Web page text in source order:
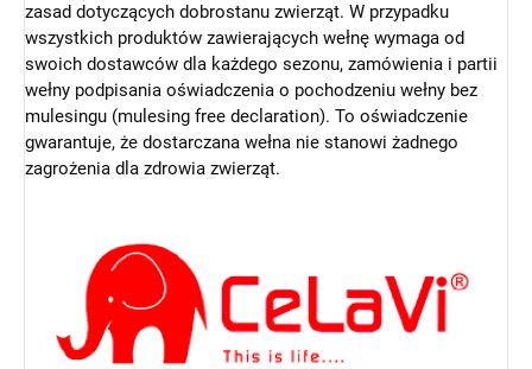
zasad dotyczących dobrostanu zwierząt. W przypadku
wszystkich produktów zawierających wełnę wymaga od
swoich dostawców dla każdego sezonu, zamówienia i partii
wełny podpisania oświadczenia o pochodzeniu wełny bez
mulesingu (mulesing free declaration). To oświadczenie
gwarantuje, że dostarczana wełna nie stanowi żadnego
zagrożenia dla zdrowia zwierząt.